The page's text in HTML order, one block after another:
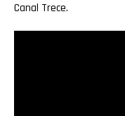
Canal Trece.